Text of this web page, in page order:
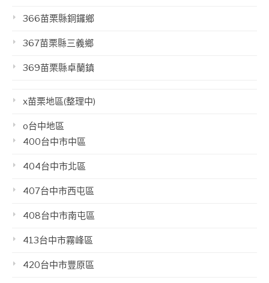
366苗栗縣銅鑼鄉
367苗栗縣三義鄉
369苗栗縣卓蘭鎮
x苗栗地區(整理中)
o台中地區
400台中市中區
404台中市北區
407台中市西屯區
408台中市南屯區
413台中市霧峰區
420台中市豐原區